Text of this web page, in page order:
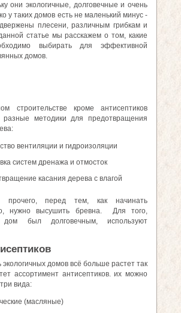
они экологичные, долговечные и очень
у таких домов есть не маленький минус -
плесени, различным грибкам и
статье мы расскажем о том, какие
выбирать для эффективной
домов.
строительстве кроме антисептиков
разные методики для предотвращения
вентиляции и гидроизоляции
систем дренажа и отмосток
касания дерева с влагой
прочего, перед тем, как начинать
нужно высушить бревна. Для того,
дом был долговечным, используют
экологичных домов всё больше растет так
ассортимент антисептиков. их можно
вида:
(масляные)